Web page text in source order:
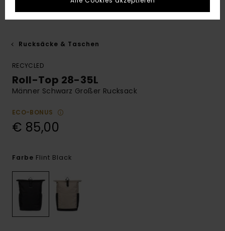
Rucksäcke & Taschen
RECYCLED
Roll-Top 28-35L
Männer Schwarz Großer Rucksack
ECO-BONUS
€ 85,00
Farbe Flint Black